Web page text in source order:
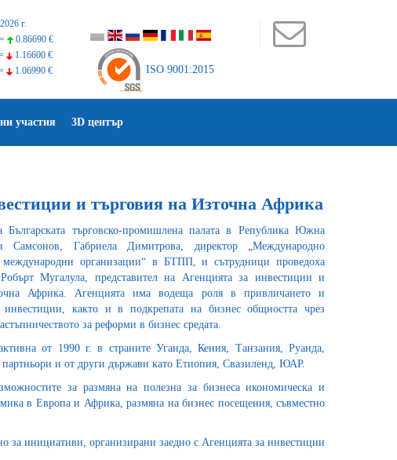
г.
0.86690 €
1.16600 €
1.06990 € ISO 9001:2015
участия 3D център
и търговия на Източна Африка
Българската търговско-промишлена палата в Република Южна
Габриела Димитрова, директор „Международно
международни организации“ в БТПП, и сътрудници проведоха
Мугалула, представител на Агенцията за инвестиции и
Африка. Агенцията има водеща роля в привличането и
инвестиции, както и в подкрепата на бизнес общността чрез
за реформи в бизнес средата.
от 1990 г. в страните Уганда, Кения, Танзания, Руанда,
и от други държави като Етиопия, Свазиленд, ЮАР.
за размяна на полезна за бизнеса икономическа и
в Европа и Африка, размяна на бизнес посещения, съвместно
за инициативи, организирани заедно с Агенцията за инвестиции